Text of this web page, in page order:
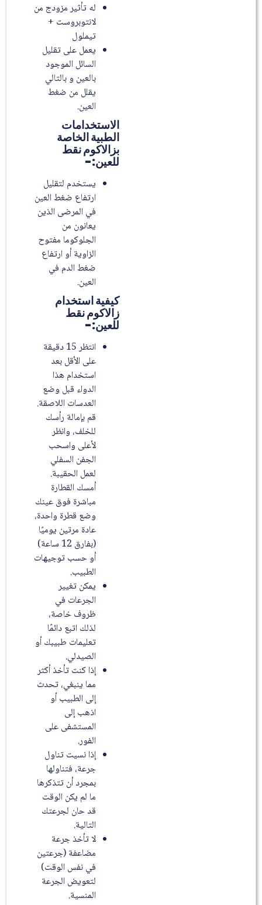
له تأثير مزودج من
لانتوبروست +
تيملول
يعمل على تقليل
السائل الموجود
بالعين و بالتالي
يقلل من ضغط
العين.
الاستخدامات
الطبية الخاصة
بزالاكوم نقط
للعين:-
يستخدم لتقليل
ارتفاع ضغط العين
في المرضى الذين
يعانون من
الجلوكوما مفتوح
الزاوية أو ارتفاع
ضغط الدم في
العين.
كيفية استخدام
زالاكوم نقط
للعين:-
انتظر 15 دقيقة
على الأقل بعد
استخدام هذا
الدواء قبل وضع
العدسات اللاصقة.
قم بإمالة رأسك
للخلف، وانظر
لأعلى واسحب
الجفن السفلي
لعمل الحقيبة.
أمسك القطارة
مباشرة فوق عينك
وضع قطرة واحدة،
عادة مرتين يوميًا
(بفارق 12 ساعة)
أو حسب توجيهات
الطبيب.
يمكن تغيير
الجرعات في
ظروف خاصة،
لذلك اتبع دائمًا
تعليمات طبيبك أو
الصيدلي.
إذا كنت تأخذ أكثر
مما ينبغي، تحدث
إلى الطبيب أو
اذهب إلى
المستشفى على
الفور.
إذا نسيت تناول
جرعة، فتناولها
بمجرد أن تتذكرها
ما لم يكن الوقت
قد حان لجرعتك
التالية.
لا تأخذ جرعة
مضاعفة (جرعتين
في نفس الوقت)
لتعويض الجرعة
المنسية.